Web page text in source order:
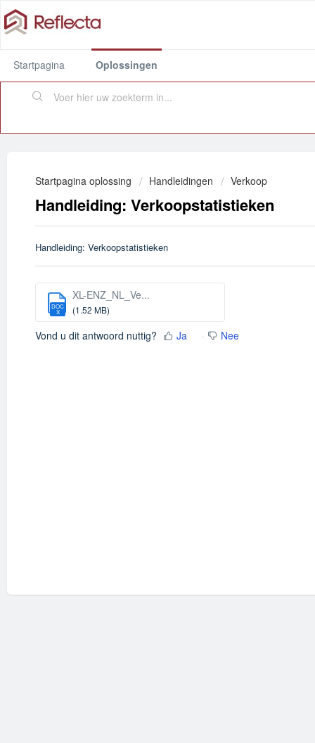
Startpagina Oplossingen
Startpagina oplossing Handleidingen Verkoop
Handleiding: Verkoopstatistieken
Handleiding: Verkoopstatistieken
DOC
X
XL-ENZ_NL_Ve...
(1.52 MB)
Vond u dit antwoord nuttig? Ja Nee